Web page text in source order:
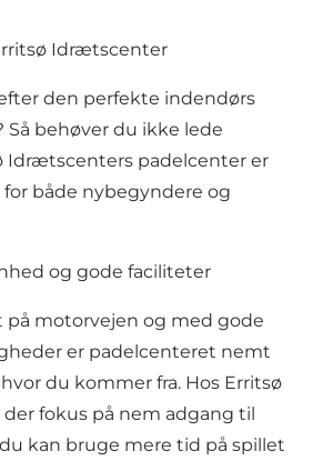
Idrætscenter
den perfekte indendørs
Så behøver du ikke lede
Idrætscenters padelcenter er
både nybegyndere og
og gode faciliteter
motorvejen og med gode
er padelcenteret nemt
du kommer fra. Hos Erritsø
fokus på nem adgang til
kan bruge mere tid på spillet